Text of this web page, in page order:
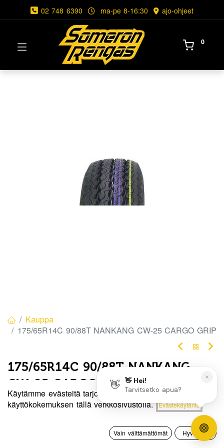
Hinta:
Lisää ostoskoriin
0
Toivelista Tili
02 748 6390 ma-pe 8-16:30 ajo-ohjeet
0
Kauppa
175/65R14C 90/88T NANKANG CW-25 CARGO GRIP
175/65R14C 90/88T NANKANG
CW-25 CARGO GRIP
EAN:4718022007780 Tuotekoodi:294034
Käytämme evästeitä tarjotaksemme sinulle paremman
käyttökokemuksen tällä verkkosivustolla.
Evästekäytäntö
Vain välttämättömät Hyväksyn